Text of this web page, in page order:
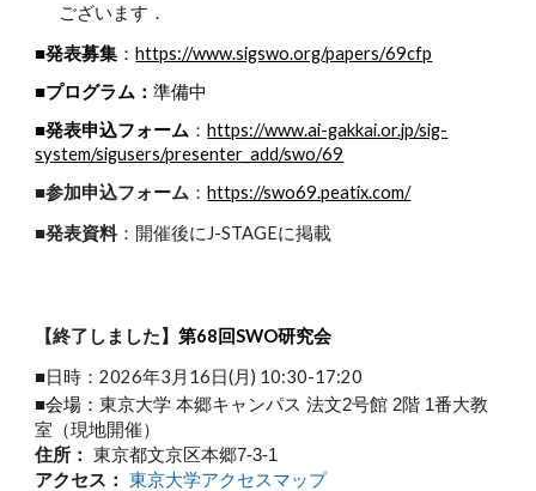
ございます．
■発表募集 ：https://www.sigswo.org/papers/69cfp
■プログラム：準備中
■発表申込フォーム ： https://www.ai-gakkai.or.jp/sig-
system/sigusers/presenter_add/swo/69
■参加申込フォーム ：https://swo69.peatix.com/
■発表資料 ：開催後にJ-STAGEに掲載
【終了しました】第68回SWO研究会
■日時：2026年3月16日(月) 10:30-17:20
■会場：東京大学 本郷キャンパス 法文2号館 2階 1番大教
室（現地開催）
住所： 東京都文京区本郷7-3-1
アクセス：
東京大学アクセスマップ